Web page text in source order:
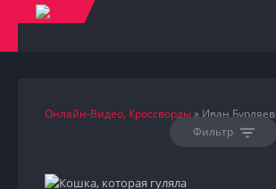
Онлайн-Видео, Кроссворды» Иван Бурляев
Фильтр